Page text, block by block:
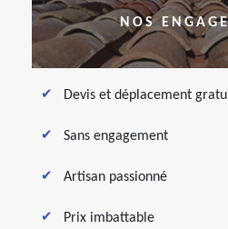
NOS
Devis et déplacement
Sans engagement
Artisan passionné
Prix imbattable